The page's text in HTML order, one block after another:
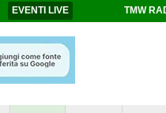
EVENTI LIVE TMW